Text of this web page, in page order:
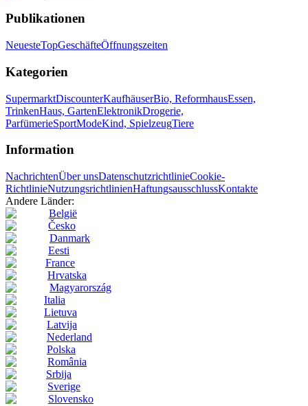
Publikationen
NeuesteTopGeschäfteÖffnungszeiten
Kategorien
SupermarktDiscounterKaufhäuserBio, ReformhausEssen,
TrinkenHaus, GartenElektronikDrogerie,
ParfümerieSportModeKind, SpielzeugTiere
Information
NachrichtenÜber unsDatenschutzrichtlinieCookie-
RichtlinieNutzungsrichtlinienHaftungsausschlussKontakte
Andere Länder:
België
Česko
Danmark
Eesti
France
Hrvatska
Magyarország
Italia
Lietuva
Latvija
Nederland
Polska
România
Srbija
Sverige
Slovensko